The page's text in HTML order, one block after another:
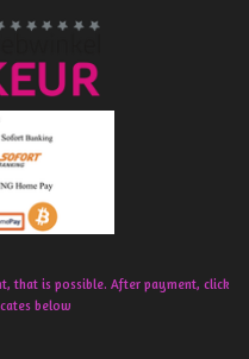
that is possible. After payment, click
below